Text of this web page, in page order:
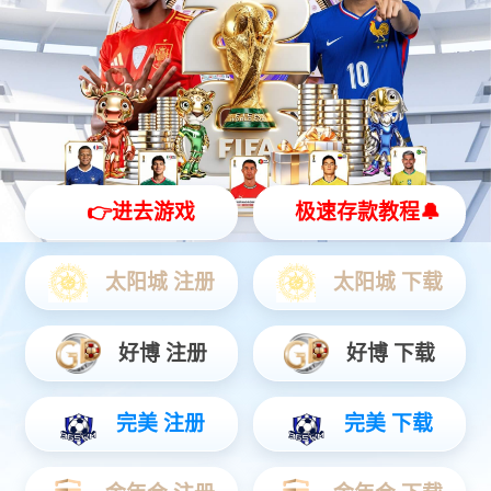
yabo.com灵犀 X2
全智能灵动机器人
灵动 | 亲和 | 智能
查看更多